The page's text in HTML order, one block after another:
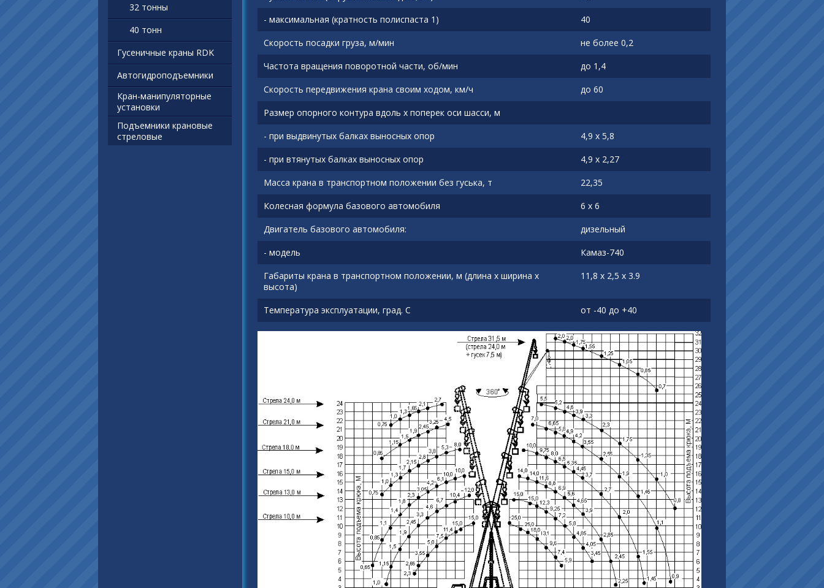
- максимальная (кратность полиспаста 1)
40
Скорость посадки груза, м/мин
не более 0,2
Частота вращения поворотной части, об/мин
до 1,4
Скорость передвижения крана своим ходом, км/ч
до 60
Размер опорного контура вдоль х поперек оси шасси, м
- при выдвинутых балках выносных опор
4,9 х 5,8
- при втянутых балках выносных опор
4,9 х 2,27
Масса крана в транспортном положении без гуська, т
22,35
Колесная формула базового автомобиля
6 х 6
Двигатель базового автомобиля:
дизельный
- модель
Камаз-740
Габариты крана в транспортном положении, м (длина х ширина х
высота)
11,8 х 2,5 х 3.9
Температура эксплуатации, град. С от -40 до +40
32 тонны
40 тонн
Гусеничные краны RDK
Автогидроподъемники
Кран-манипуляторные
установки
Подъемники крановые
стреловые